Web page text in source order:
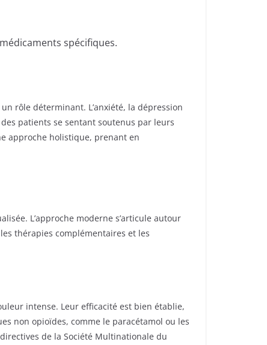
spécifiques.
rôle déterminant. L’anxiété, la dépression
patients se sentant soutenus par leurs
approche holistique, prenant en
L’approche moderne s’articule autour
thérapies complémentaires et les
intense. Leur efficacité est bien établie,
non opioïdes, comme le paracétamol ou les
de la Société Multinationale du